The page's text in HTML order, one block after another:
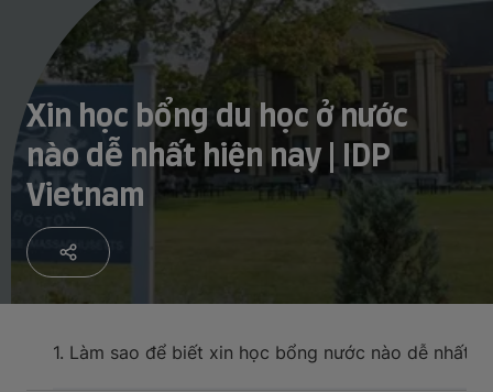
Học ở đâu và học ngành gì?
Làm thế nào để nộp hồ sơ?
Sau khi nhận thư mời nhập học
Chuẩn bị lên đường
Xin học bổng du học ở nước
nào dễ nhất hiện nay | IDP
Vietnam
1. Làm sao để biết xin học bổng nước nào dễ nhất?